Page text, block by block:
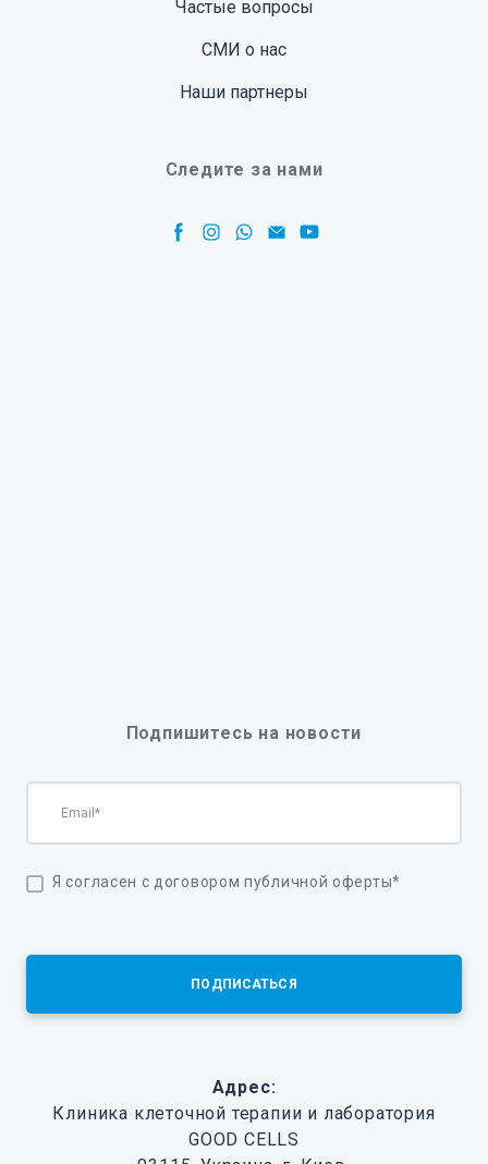
Частые вопросы
СМИ о нас
Наши партнеры
Следите за нами
Подпишитесь на новости
Я согласен с договором публичной оферты*
ПОДПИСАТЬСЯ
Адрес:
Клиника клеточной терапии и лаборатория
GOOD CELLS